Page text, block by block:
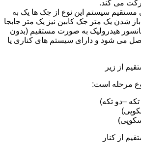
می کند.
مستقیم سیستم این نوع از جک ها یک به
شدن یک متر جک کابین نیز یک متر جابجا
هیدرولیک به صورت مستقیم (بدون
می شود و دارای سیستم های کناری یا
از زیر
مرحله است:
–دو تکه)
از کنار